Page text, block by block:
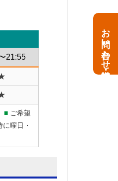
お問い合わせ・資料請求
21:55
■ご希望
曜日・